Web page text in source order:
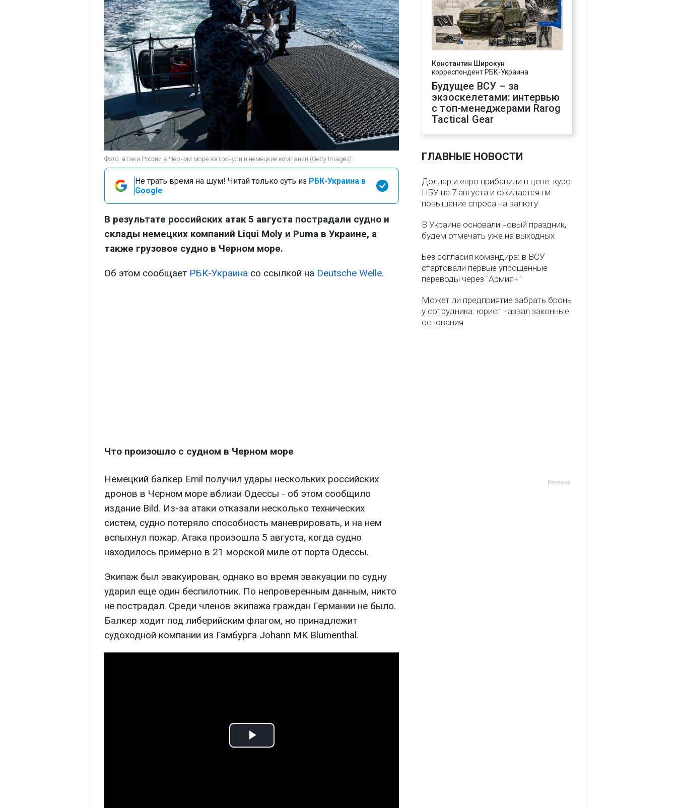
Фото: атаки России в Черном море затронули и немецкие компании (Getty Images)
Не трать время на шум! Читай только суть из РБК-Украина в
Google
В результате российских атак 5 августа пострадали судно и
склады немецких компаний Liqui Moly и Puma в Украине, а
также грузовое судно в Черном море.
Об этом сообщает РБК-Украина со ссылкой на Deutsche Welle.
Что произошло с судном в Черном море
Немецкий балкер Emil получил удары нескольких российских
дронов в Черном море вблизи Одессы - об этом сообщило
издание Bild. Из-за атаки отказали несколько технических
систем, судно потеряло способность маневрировать, и на нем
вспыхнул пожар. Атака произошла 5 августа, когда судно
находилось примерно в 21 морской миле от порта Одессы.
Экипаж был эвакуирован, однако во время эвакуации по судну
ударил еще один беспилотник. По непроверенным данным, никто
не пострадал. Среди членов экипажа граждан Германии не было.
Балкер ходит под либерийским флагом, но принадлежит
судоходной компании из Гамбурга Johann MK Blumenthal.
Play
Константин Широкун
корреспондент РБК-Украина
Будущее ВСУ – за
экзоскелетами: интервью
с топ-менеджерами Rarog
Tactical Gear
ГЛАВНЫЕ НОВОСТИ
Доллар и евро прибавили в цене: курс
НБУ на 7 августа и ожидается ли
повышение спроса на валюту
В Украине основали новый праздник,
будем отмечать уже на выходных
Без согласия командира: в ВСУ
стартовали первые упрощенные
переводы через "Армия+"
Может ли предприятие забрать бронь
у сотрудника: юрист назвал законные
основания